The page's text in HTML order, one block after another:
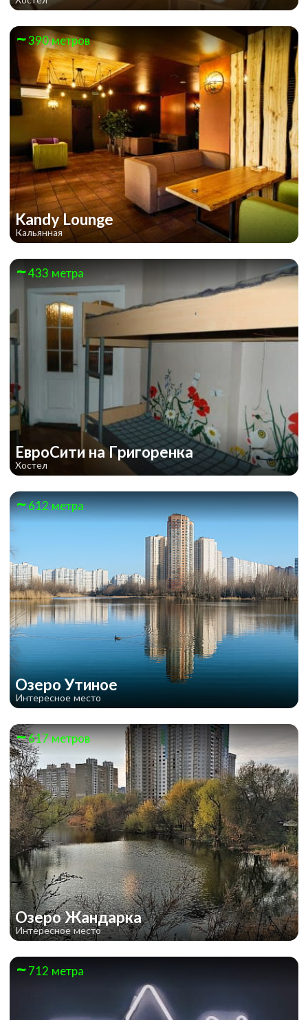
390 метров
Kandy Lounge
Кальянная
433 метра
ЕвроСити на Григоренка
Хостел
612 метра
Озеро Утиное
Интересное место
617 метров
Озеро Жандарка
Интересное место
712 метра